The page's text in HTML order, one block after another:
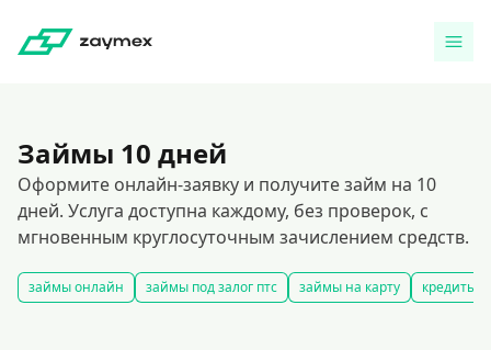
Займы 10 дней
Оформите онлайн-заявку и получите займ на 10
дней. Услуга доступна каждому, без проверок, с
мгновенным круглосуточным зачислением средств.
займы онлайн займы под залог птс займы на карту кредиты и